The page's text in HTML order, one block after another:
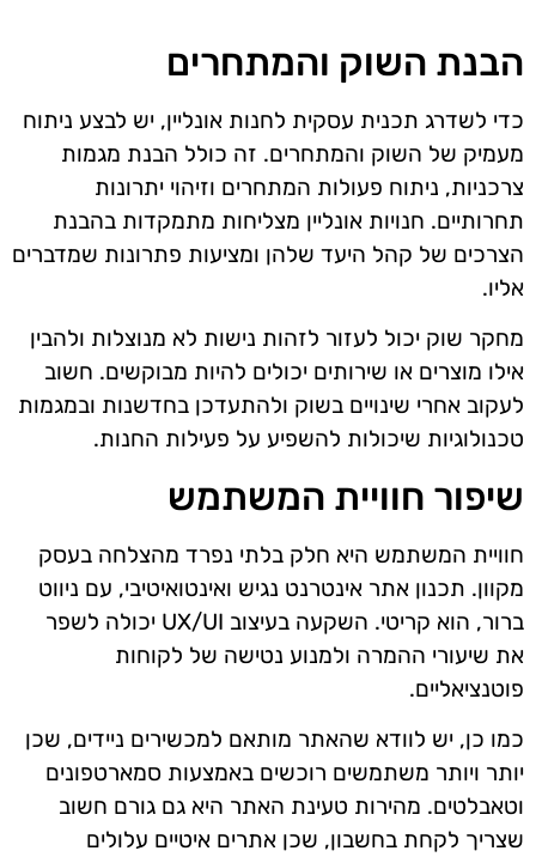
הבנת השוק והמתחרים
כדי לשדרג תכנית עסקית לחנות אונליין, יש לבצע ניתוח
מעמיק של השוק והמתחרים. זה כולל הבנת מגמות
צרכניות, ניתוח פעולות המתחרים וזיהוי יתרונות
תחרותיים. חנויות אונליין מצליחות מתמקדות בהבנת
הצרכים של קהל היעד שלהן ומציעות פתרונות שמדברים
אליו.
מחקר שוק יכול לעזור לזהות נישות לא מנוצלות ולהבין
אילו מוצרים או שירותים יכולים להיות מבוקשים. חשוב
לעקוב אחרי שינויים בשוק ולהתעדכן בחדשנות ובמגמות
טכנולוגיות שיכולות להשפיע על פעילות החנות.
שיפור חוויית המשתמש
חוויית המשתמש היא חלק בלתי נפרד מהצלחה בעסק
מקוון. תכנון אתר אינטרנט נגיש ואינטואיטיבי, עם ניווט
ברור, הוא קריטי. השקעה בעיצוב UX/UI יכולה לשפר
את שיעורי ההמרה ולמנוע נטישה של לקוחות
פוטנציאליים.
כמו כן, יש לוודא שהאתר מותאם למכשירים ניידים, שכן
יותר ויותר משתמשים רוכשים באמצעות סמארטפונים
וטאבלטים. מהירות טעינת האתר היא גם גורם חשוב
שצריך לקחת בחשבון, שכן אתרים איטיים עלולים